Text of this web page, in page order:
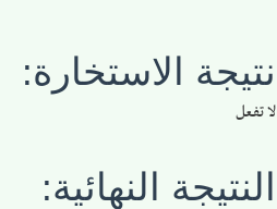
نتيجة الاستخارة:
لا تفعل
النتيجة النهائية: